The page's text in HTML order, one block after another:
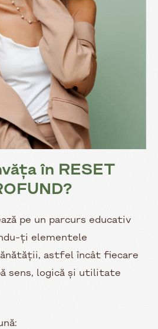
în RESET
pe un parcurs educativ
ți elementele
astfel încât fiecare
sens, logică și utilitate